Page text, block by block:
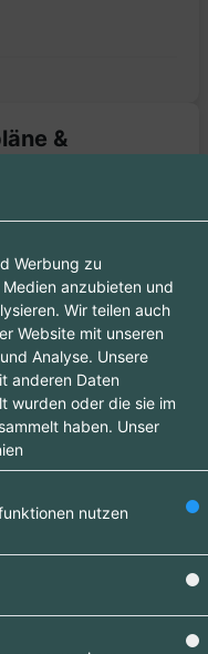
&
doch später
:-)
Werbung zu
anzubieten und
Wir teilen auch
Website mit unseren
Analyse. Unsere
anderen Daten
wurden oder die sie im
haben. Unser
nutzen